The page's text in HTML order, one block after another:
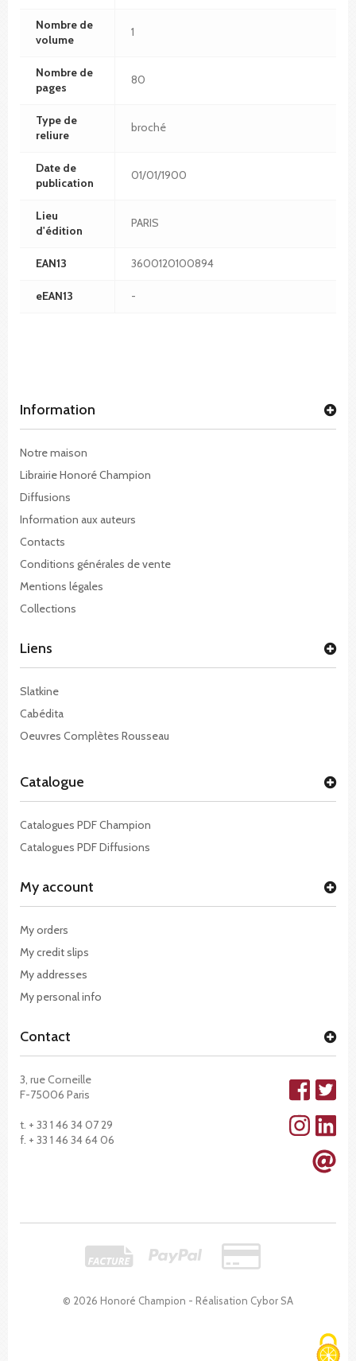
Nombre de
volume
1
Nombre de
pages
80
Type de
reliure
broché
Date de
publication
01/01/1900
Lieu
d'édition
PARIS
EAN13 3600120100894
eEAN13 -
Information
Notre maison
Librairie Honoré Champion
Diffusions
Information aux auteurs
Contacts
Conditions générales de vente
Mentions légales
Collections
© 2026 Honoré Champion - Réalisation Cybor SA
Liens
Slatkine
Cabédita
Oeuvres Complètes Rousseau
Catalogue
Catalogues PDF Champion
Catalogues PDF Diffusions
My account
My orders
My credit slips
My addresses
My personal info
Contact
3, rue Corneille
F-75006 Paris
t. + 33 1 46 34 07 29
f. + 33 1 46 34 64 06